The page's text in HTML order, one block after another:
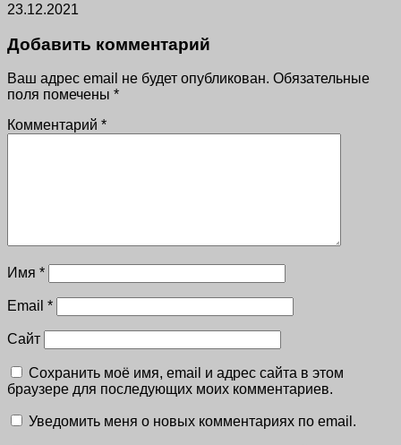
23.12.2021
Добавить комментарий
Ваш адрес email не будет опубликован. Обязательные
поля помечены *
Комментарий *
Имя *
Email *
Сайт
Сохранить моё имя, email и адрес сайта в этом
браузере для последующих моих комментариев.
Уведомить меня о новых комментариях по email.